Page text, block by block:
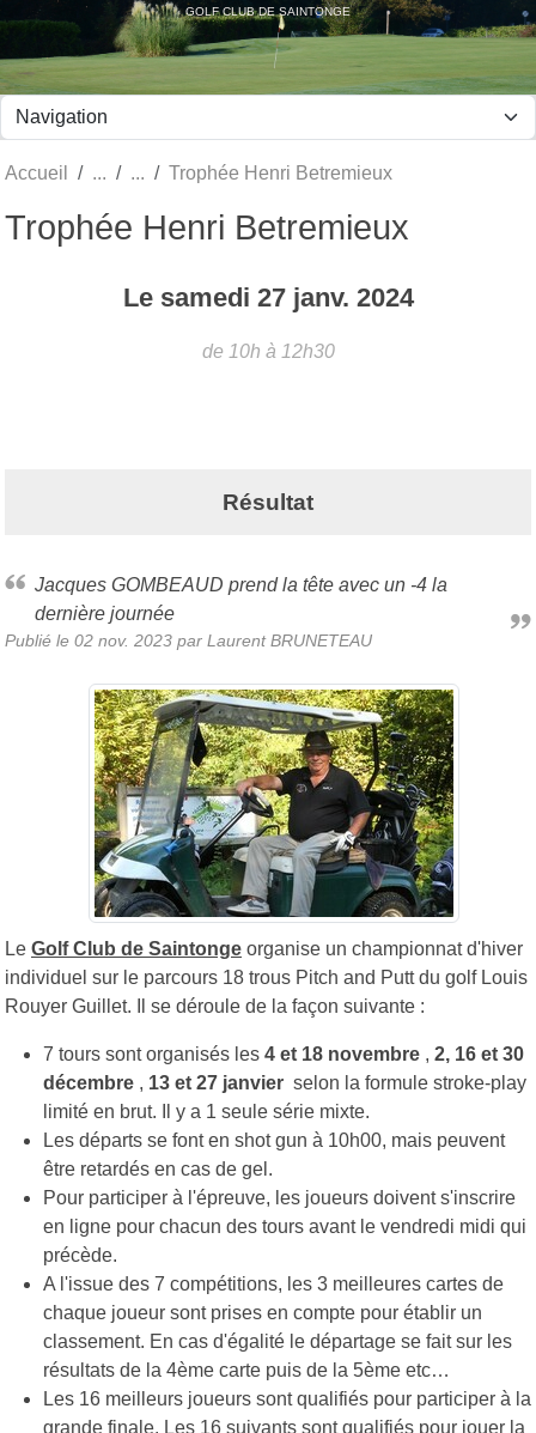
GOLF CLUB DE SAINTONGE
Accueil Trophée Henri Betremieux
Trophée Henri Betremieux
Le samedi 27 janv. 2024
de 10h à 12h30
Résultat
Jacques GOMBEAUD prend la tête avec un -4 la
dernière journée
Publié le 02 nov. 2023 par Laurent BRUNETEAU
Le Golf Club de Saintonge organise un championnat d'hiver
individuel sur le parcours 18 trous Pitch and Putt du golf Louis
Rouyer Guillet. Il se déroule de la façon suivante :
7 tours sont organisés les 4 et 18 novembre , 2, 16 et 30
décembre , 13 et 27 janvier selon la formule stroke-play
limité en brut. Il y a 1 seule série mixte.
Les départs se font en shot gun à 10h00, mais peuvent
être retardés en cas de gel.
Pour participer à l'épreuve, les joueurs doivent s'inscrire
en ligne pour chacun des tours avant le vendredi midi qui
précède.
A l'issue des 7 compétitions, les 3 meilleures cartes de
chaque joueur sont prises en compte pour établir un
classement. En cas d'égalité le départage se fait sur les
résultats de la 4ème carte puis de la 5ème etc…
Les 16 meilleurs joueurs sont qualifiés pour participer à la
grande finale. Les 16 suivants sont qualifiés pour jouer la
Panneau de gestion des cookies